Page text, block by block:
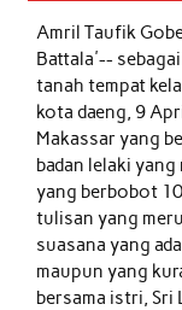
Amril Taufik
Battala'--
tanah tempat
kota daeng, 9
Makassar yang
badan lelaki
yang berbobot
tulisan yang
suasana yang
maupun yang
bersama istri, Sri